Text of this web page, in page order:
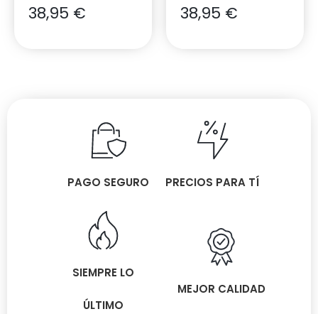
38,95 € 38,95 €
PAGO SEGURO PRECIOS PARA TÍ
SIEMPRE LO
ÚLTIMO
MEJOR CALIDAD